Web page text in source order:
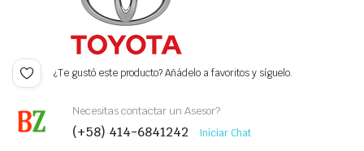
¿Te gustó este producto? Añádelo a favoritos y síguelo.
Necesitas contactar un Asesor?
(+58) 414-6841242 Iniciar Chat